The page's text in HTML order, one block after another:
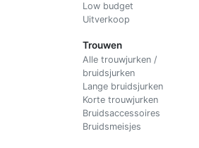
Low budget
Uitverkoop
Trouwen
Alle trouwjurken /
bruidsjurken
Lange bruidsjurken
Korte trouwjurken
Bruidsaccessoires
Bruidsmeisjes